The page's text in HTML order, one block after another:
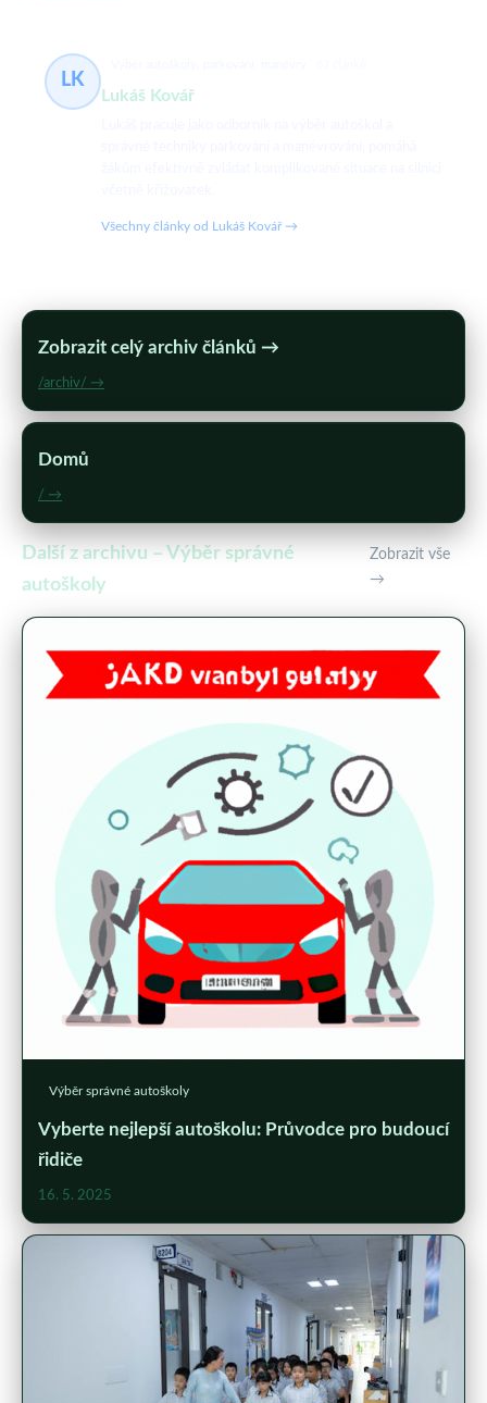
LK
Lukáš Kovář
Všechny články od Lukáš Kovář →
Zobrazit celý archiv článků →
/archiv/ →
Domů
/ →
Další z archivu – Výběr správné
autoškoly
Zobrazit vše
→
Výběr správné autoškoly
Vyberte nejlepší autoškolu: Průvodce pro budoucí
řidiče
16. 5. 2025